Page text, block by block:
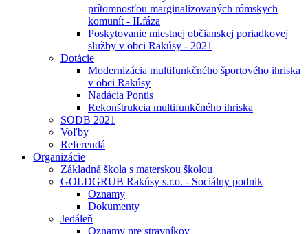
prítomnosťou marginalizovaných rómskych
komunít - II.fáza
Poskytovanie miestnej občianskej poriadkovej
služby v obci Rakúsy - 2021
Dotácie
Modernizácia multifunkčného športového ihriska
v obci Rakúsy
Nadácia Pontis
Rekonštrukcia multifunkčného ihriska
SODB 2021
Voľby
Referendá
Organizácie
Základná škola s materskou školou
GOLDGRUB Rakúsy s.r.o. - Sociálny podnik
Oznamy
Dokumenty
Jedáleň
Oznamy pre stravníkov